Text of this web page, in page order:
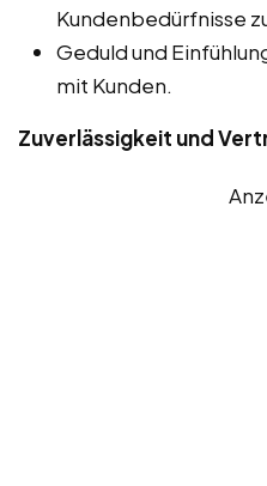
Kundenbedürfnisse
Geduld und
mit Kunden.
Zuverlässigkeit und